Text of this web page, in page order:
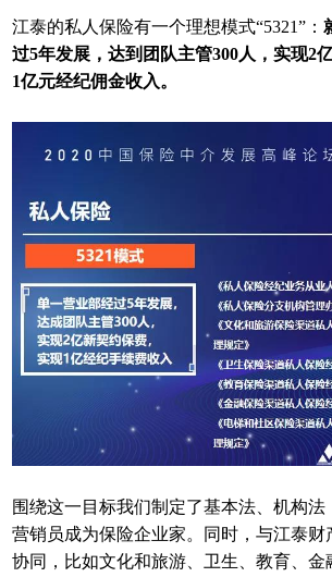
江泰的私人保险有一个理想模式“5321”：
过5年发展，达到团队主管300人，实现2
1亿元经纪佣金收入。
围绕这一目标我们制定了基本法、机构法
营销员成为保险企业家。同时，与江泰财
协同，比如文化和旅游、卫生、教育、金